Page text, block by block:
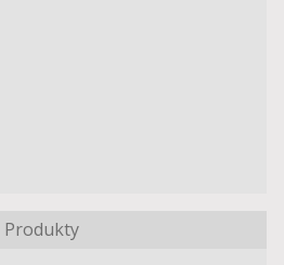
Produkty